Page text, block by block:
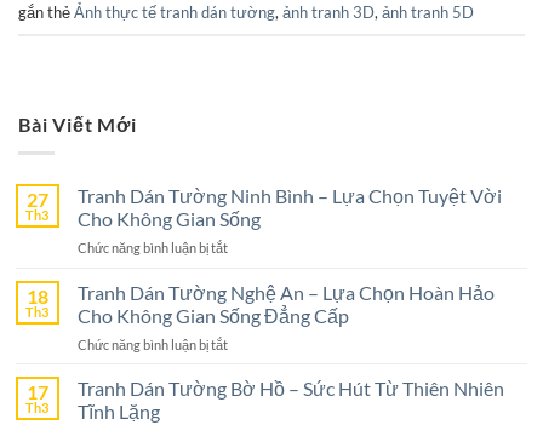
gắn thẻẢnh thực tế tranh dán tường, ảnh tranh 3D, ảnh tranh 5D
Bài Viết Mới
27
Th3
Tranh Dán Tường Ninh Bình – Lựa Chọn Tuyệt Vời
Cho Không Gian Sống
Chức năng bình luận bị tắtở
Dán
Tường
Ninh
Bình
Lựa
18
Th3
Tranh Dán Tường Nghệ An – Lựa Chọn Hoàn Hảo
Cho Không Gian Sống Đẳng Cấp
Chức năng bình luận bị tắtở
Dán
17
Th3
Tranh Dán Tường Bờ Hồ – Sức Hút Từ Thiên Nhiên
Tĩnh Lặng